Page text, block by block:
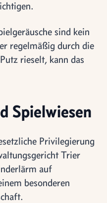
sind kein
regelmäßig durch die
rieselt, kann das
Spielwiesen
Privilegierung
Trier
auf
besonderen